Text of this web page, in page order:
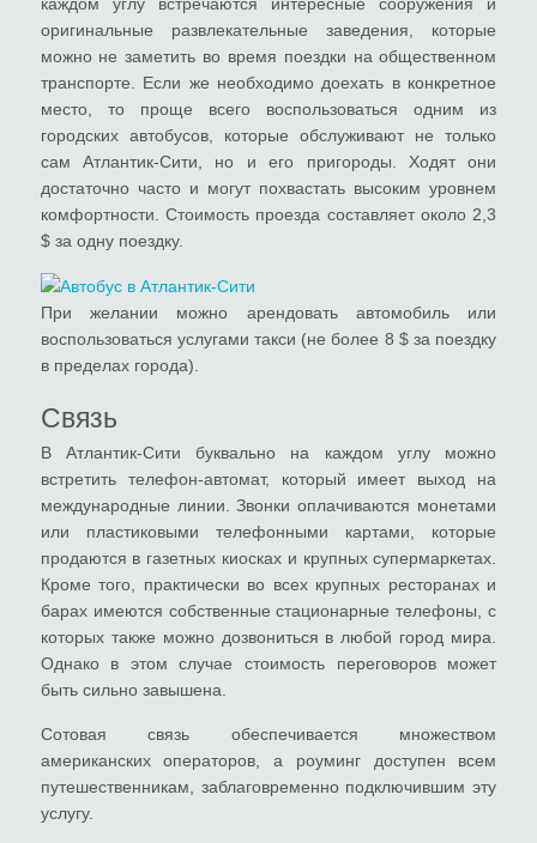
оригинальные развлекательные заведения, которые
можно не заметить во время поездки на общественном
транспорте. Если же необходимо доехать в конкретное
место, то проще всего воспользоваться одним из
городских автобусов, которые обслуживают не только
сам Атлантик-Сити, но и его пригороды. Ходят они
достаточно часто и могут похвастать высоким уровнем
комфортности. Стоимость проезда составляет около 2,3
$ за одну поездку.
При желании можно арендовать автомобиль или
воспользоваться услугами такси (не более 8 $ за поездку
в пределах города).
Связь
В Атлантик-Сити буквально на каждом углу можно
встретить телефон-автомат, который имеет выход на
международные линии. Звонки оплачиваются монетами
или пластиковыми телефонными картами, которые
продаются в газетных киосках и крупных супермаркетах.
Кроме того, практически во всех крупных ресторанах и
барах имеются собственные стационарные телефоны, с
которых также можно дозвониться в любой город мира.
Однако в этом случае стоимость переговоров может
быть сильно завышена.
Сотовая связь обеспечивается множеством
американских операторов, а роуминг доступен всем
путешественникам, заблаговременно подключившим эту
услугу.